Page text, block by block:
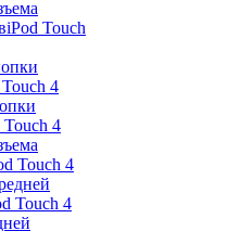
iPod Touch
4
Touch 4
Touch 4
Touch 4